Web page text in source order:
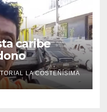
caribe
LA COSTEÑÍSIMA